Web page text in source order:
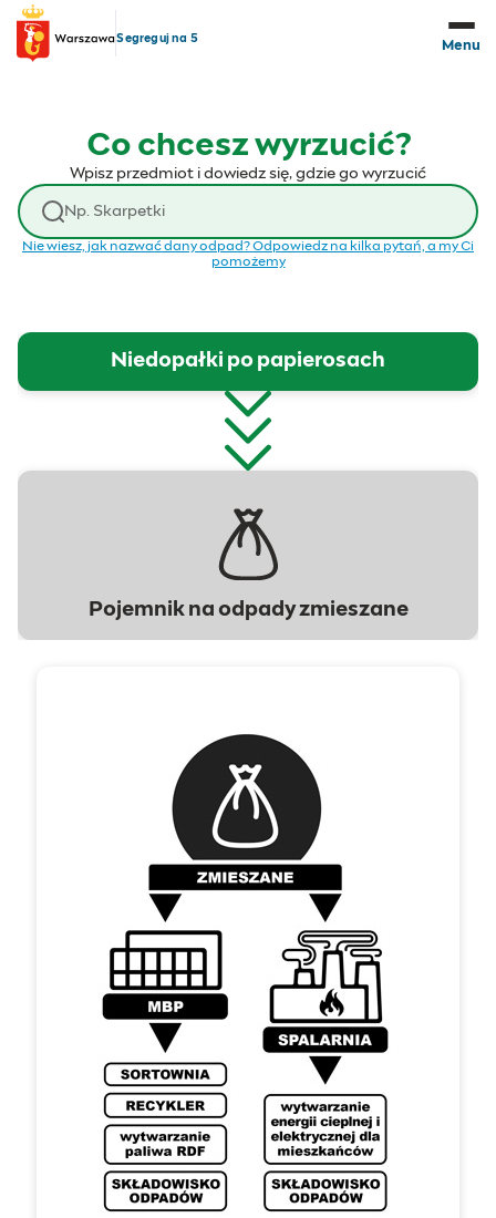
Przejdź do treści
Segreguj na 5
Menu
Co chcesz wyrzucić?
Wpisz przedmiot i dowiedz się, gdzie go wyrzucić
Wyszukaj odpad
Nie wiesz, jak nazwać dany odpad? Odpowiedz na kilka pytań, a my Ci
pomożemy
Niedopałki po papierosach
Pojemnik na odpady zmieszane